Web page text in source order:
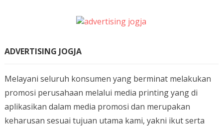
ADVERTISING JOGJA
Melayani seluruh konsumen yang berminat melakukan
promosi perusahaan melalui media printing yang di
aplikasikan dalam media promosi dan merupakan
keharusan sesuai tujuan utama kami, yakni ikut serta